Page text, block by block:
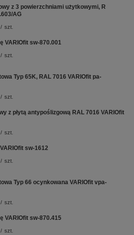
ocynkowana Udźwig: 2.000 kg 3 razy
nadstawek nie należy
4035694011069
z 3 powierzchniami użytkowymi, R
AG
/ szt.
VARIOfit sw-870.001
/ szt.
Typ 65K, RAL 7016 VARIOfit pa-
/ szt.
z płytą antypoślizgową RAL 7016 VARIOfit
/ szt.
sw-1612
/ szt.
Typ 66 ocynkowana VARIOfit vpa-
/ szt.
VARIOfit sw-870.415
/ szt.